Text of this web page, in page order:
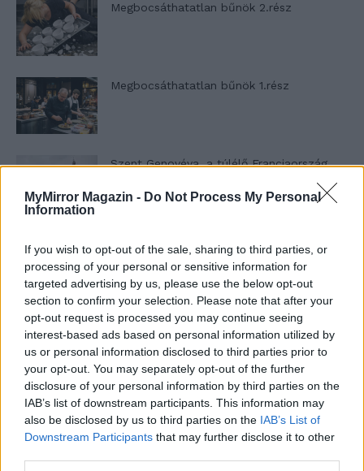
MyMirror Magazin - Do Not Process My Personal
Information
If you wish to opt-out of the sale, sharing to third parties, or
processing of your personal or sensitive information for
targeted advertising by us, please use the below opt-out
section to confirm your selection. Please note that after your
opt-out request is processed you may continue seeing
interest-based ads based on personal information utilized by
us or personal information disclosed to third parties prior to
your opt-out. You may separately opt-out of the further
disclosure of your personal information by third parties on the
IAB’s list of downstream participants. This information may
also be disclosed by us to third parties on the IAB’s List of
Downstream Participants that may further disclose it to other
Megbocsáthatatlan bűnök 2.rész
Megbocsáthatatlan bűnök 1.rész
Szent Genovéva, a túlélő Franciaország
Minka 11. rész
T. szereti a fiatal lányokat 14. rész